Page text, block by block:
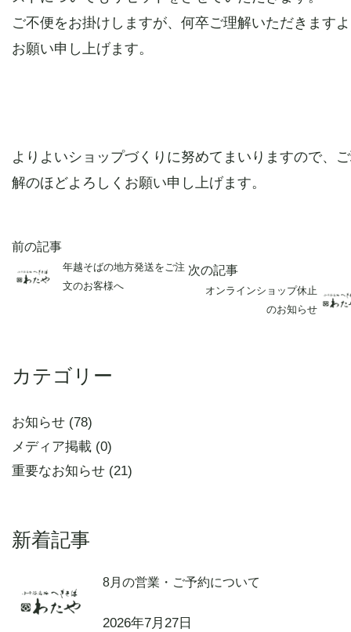
ご不便をお掛けしますが、何卒ご理解いただきます
お願い申し上げます。
よりよいショップづくりに努めてまいりますので、
解のほどよろしくお願い申し上げます。
前の記事
年越そばの地方発送をご注
文のお客様へ
次の記事
オンラインショップ休止
のお知らせ
カテゴリー
お知らせ (78)
メディア掲載 (0)
重要なお知らせ (21)
新着記事
8月の営業・ご予約について
2026年7月27日